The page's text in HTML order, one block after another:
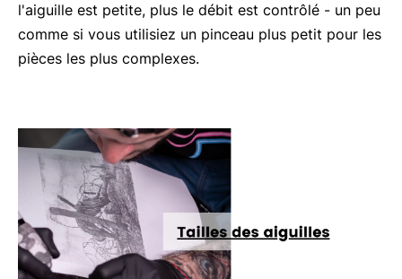
l'aiguille est petite, plus le débit est contrôlé - un peu
comme si vous utilisiez un pinceau plus petit pour les
pièces les plus complexes.